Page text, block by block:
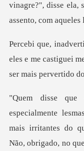
vinagre?", disse ela,
eles e me castiguei
Não, obrigado, no